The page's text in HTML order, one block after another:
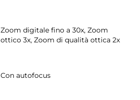
Zoom digitale fino a 30x, Zoom
ottico 3x, Zoom di qualità ottica 2x
Con autofocus